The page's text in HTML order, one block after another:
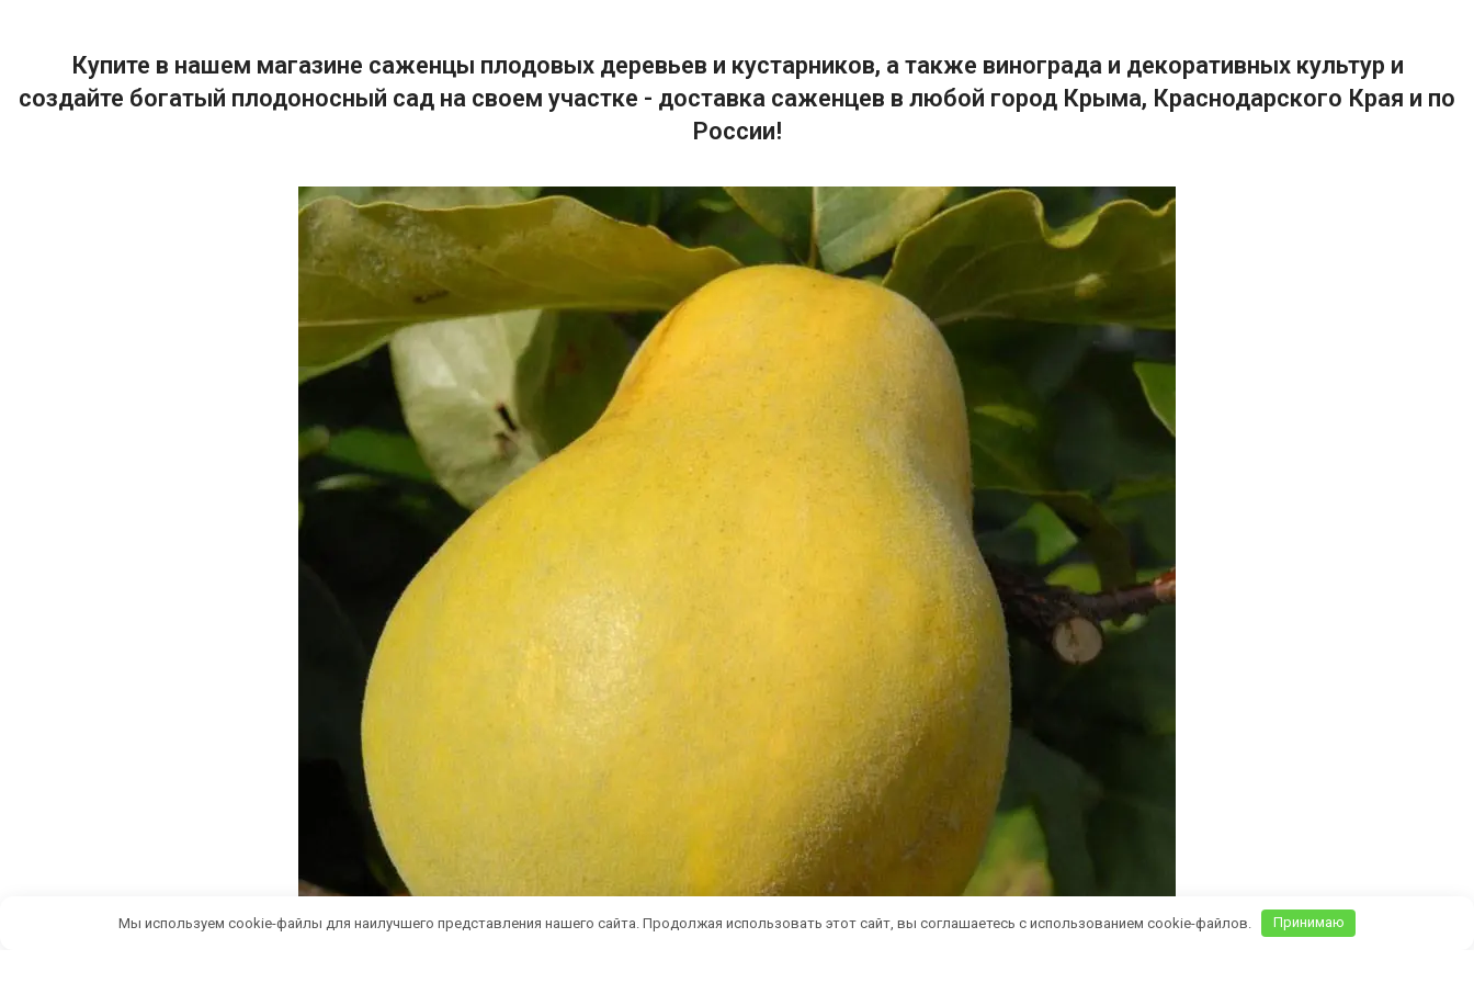
Купите в нашем магазине саженцы плодовых деревьев и кустарников, а также винограда и декоративных культур и
создайте богатый плодоносный сад на своем участке - доставка саженцев в любой город Крыма, Краснодарского Края и по
России!
Мы используем cookie-файлы для наилучшего представления нашего сайта. Продолжая использовать этот сайт, вы соглашаетесь с использованием cookie-файлов. Принимаю